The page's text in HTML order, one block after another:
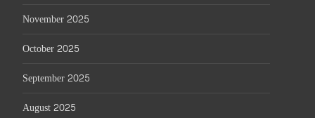
November 2025
October 2025
September 2025
August 2025